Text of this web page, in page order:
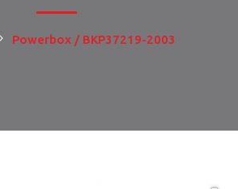
Powerbox / BKP37219-2003